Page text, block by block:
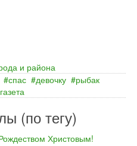
и района
спас девочку
рыбак
газета
(по тегу)
Христовым!